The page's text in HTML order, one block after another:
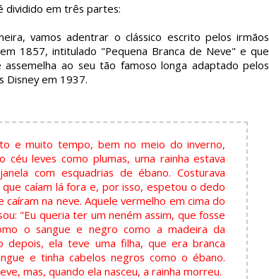
dividido em três partes:
vamos adentrar o clássico escrito pelos irmãos
1857, intitulado "Pequena Branca de Neve" e que
assemelha ao seu tão famoso longa adaptado pelos
Disney em 1937.
e muito tempo, bem no meio do inverno,
leves como plumas, uma rainha estava
com esquadrias de ébano. Costurava
caíam lá fora e, por isso, espetou o dedo
na neve. Aquele vermelho em cima do
"Eu queria ter um neném assim, que fosse
o sangue e negro como a madeira da
depois, ela teve uma filha, que era branca
e tinha cabelos negros como o ébano.
mas, quando ela nasceu, a rainha morreu.